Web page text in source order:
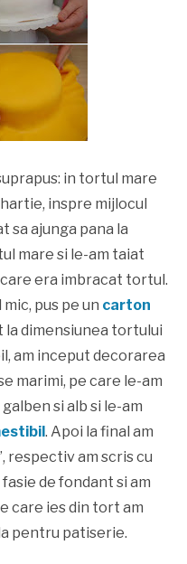
in tortul mare
inspre mijlocul
sa ajunga pana la
mare si le-am taiat
era imbracat tortul.
pus pe un carton
la dimensiunea tortului
am inceput decorarea
marimi, pe care le-am
si alb si le-am
. Apoi la final am
respectiv am scris cu
fasie de fondant si am
care ies din tort am
pentru patiserie.